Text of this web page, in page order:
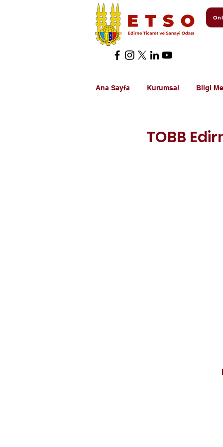
Ana Sayfa Kurumsal Bilgi
TOBB